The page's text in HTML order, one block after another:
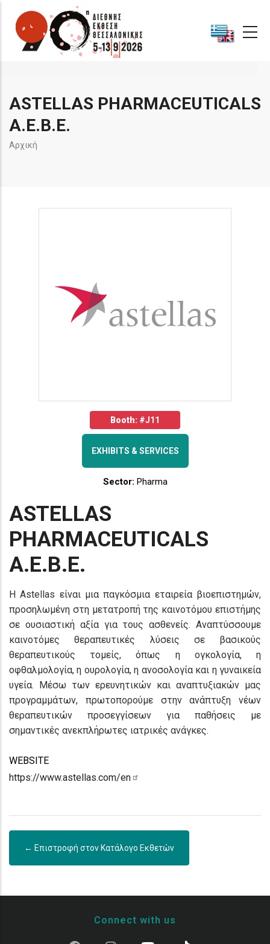
Παράκαμψη
προς
ASTELLAS PHARMACEUTICALS
A.E.B.E.
Breadcrumb
Αρχική
Booth: #J11
EXHIBITS & SERVICES
Sector: Pharma
ASTELLAS
PHARMACEUTICALS
A.E.B.E.
Η Astellas είναι μια παγκόσμια εταιρεία βιοεπιστημών,
προσηλωμένη στη μετατροπή της καινοτόμου επιστήμης
σε ουσιαστική αξία για τους ασθενείς. Αναπτύσσουμε
καινοτόμες θεραπευτικές λύσεις σε βασικούς
θεραπευτικούς τομείς, όπως η ογκολογία, η
οφθαλμολογία, η ουρολογία, η ανοσολογία και η γυναικεία
υγεία. Μέσω των ερευνητικών και αναπτυξιακών μας
προγραμμάτων, πρωτοπορούμε στην ανάπτυξη νέων
θεραπευτικών προσεγγίσεων για παθήσεις με
σημαντικές ανεκπλήρωτες ιατρικές ανάγκες.
WEBSITE
https://www.astellas.com/en
← Επιστροφή στον Κατάλογο Εκθετών
Connect with us